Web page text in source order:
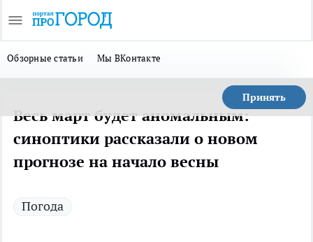
Обзорные статьи Мы ВКонтакте
Принять
Весь март будет аномальным:
синоптики рассказали о новом
прогнозе на начало весны
Погода